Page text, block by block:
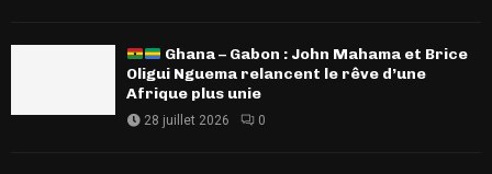
Ghana – Gabon : John Mahama et Brice
Oligui Nguema relancent le rêve d’une
Afrique plus unie
28 juillet 2026 0